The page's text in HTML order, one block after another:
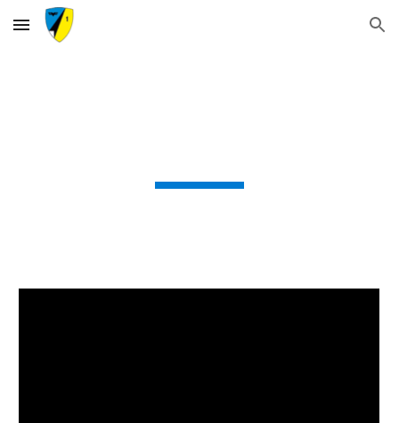
Skip to main content Skip to navigation